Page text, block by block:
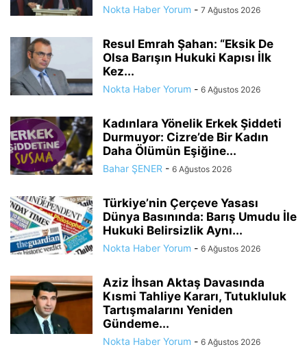
Nokta Haber Yorum - 7 Ağustos 2026
Resul Emrah Şahan: “Eksik De
Olsa Barışın Hukuki Kapısı İlk
Kez...
Nokta Haber Yorum - 6 Ağustos 2026
Kadınlara Yönelik Erkek Şiddeti
Durmuyor: Cizre’de Bir Kadın
Daha Ölümün Eşiğine...
Bahar ŞENER - 6 Ağustos 2026
Türkiye’nin Çerçeve Yasası
Dünya Basınında: Barış Umudu İle
Hukuki Belirsizlik Aynı...
Nokta Haber Yorum - 6 Ağustos 2026
Aziz İhsan Aktaş Davasında
Kısmi Tahliye Kararı, Tutukluluk
Tartışmalarını Yeniden
Gündeme...
Nokta Haber Yorum - 6 Ağustos 2026